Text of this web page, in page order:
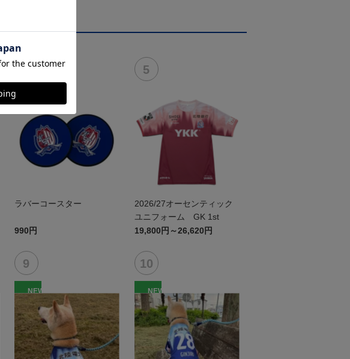
ラバーコースター
990円
2026/27オーセンティック
ユニフォーム GK 1st
19,800円～26,620円
NEW NEW